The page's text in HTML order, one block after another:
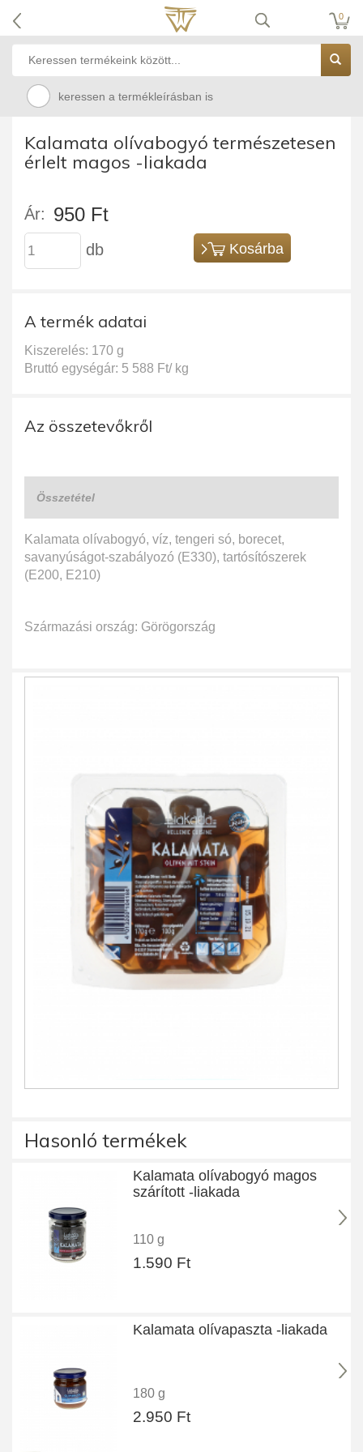
0
keressen a termékleírásban is
Kalamata olívabogyó természetesen
érlelt magos -liakada
Ár: 950 Ft
db Kosárba
A termék adatai
Kiszerelés: 170 g
Bruttó egységár: 5 588 Ft/ kg
Az összetevőkről
Összetétel
Kalamata olívabogyó, víz, tengeri só, borecet,
savanyúságot-szabályozó (E330), tartósítószerek
(E200, E210)
Származási ország: Görögország
Hasonló termékek
Kalamata olívabogyó magos
szárított -liakada
110 g
1.590 Ft
Kalamata olívapaszta -liakada
180 g
2.950 Ft